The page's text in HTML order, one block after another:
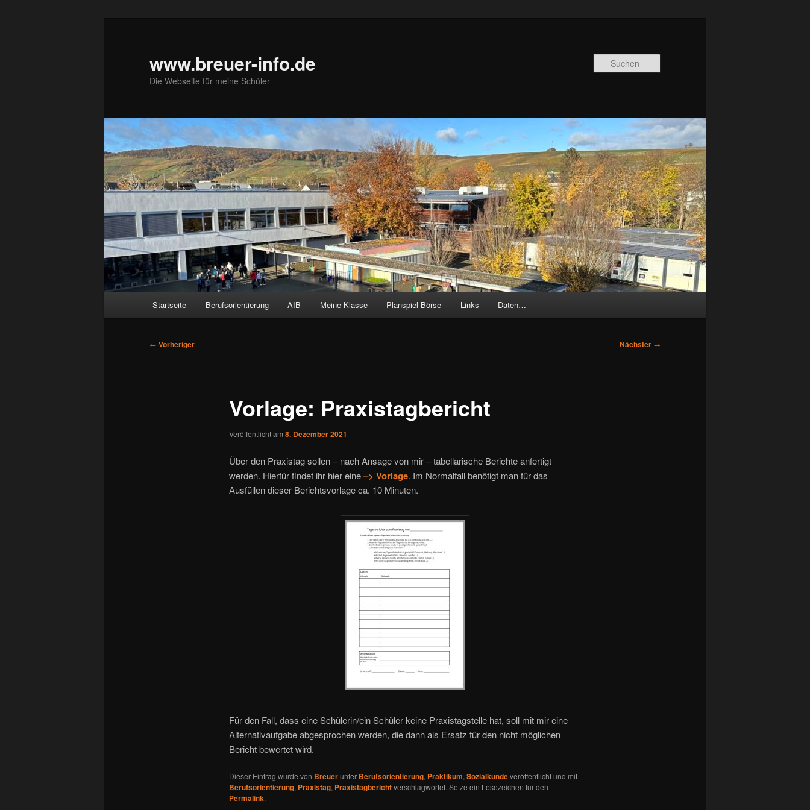
www.breuer-info.de
Die Webseite für meine Schüler
Startseite Berufsorientierung AIB Meine Klasse Planspiel Börse Links Daten…
Beitragsnavigation
← Vorheriger Nächster →
Vorlage: Praxistagbericht
Veröffentlicht am 8. Dezember 2021
Über den Praxistag sollen – nach Ansage von mir – tabellarische Berichte anfertigt
werden. Hierfür findet ihr hier eine–> Vorlage. Im Normalfall benötigt man für das
Ausfüllen dieser Berichtsvorlage ca. 10 Minuten.
Für den Fall, dass eine Schülerin/ein Schüler keine Praxistagstelle hat, soll mit mir eine
Alternativaufgabe abgesprochen werden, die dann als Ersatz für den nicht möglichen
Bericht bewertet wird.
Dieser Eintrag wurde von Breuerunter Berufsorientierung, Praktikum, Sozialkundeveröffentlicht und mit
Berufsorientierung, Praxistag, Praxistagberichtverschlagwortet. Setze ein Lesezeichen für den
Permalink.